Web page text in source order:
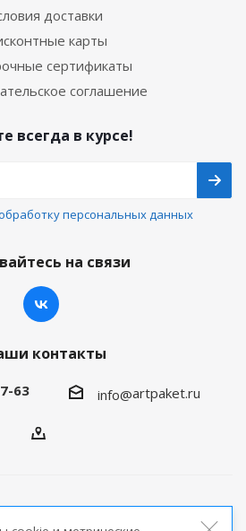
доставки
карты
сертификаты
соглашение
всегда в курсе!
персональных данных
на связи
контакты
63 info@artpaket.ru